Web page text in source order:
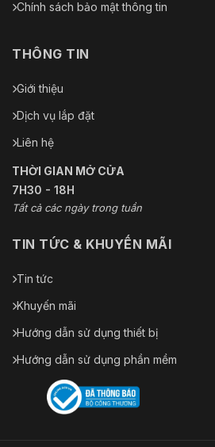
Chính sách bảo mật thông tin
THÔNG TIN
Giới thiệu
Dịch vụ lắp đặt
Liên hệ
THỜI GIAN MỞ CỬA
7H30 - 18H
Tất cả các ngày trong tuần
TIN TỨC & KHUYẾN MÃI
Tin tức
Khuyến mãi
Hướng dẫn sử dụng thiết bị
Hướng dẫn sử dụng phần mềm